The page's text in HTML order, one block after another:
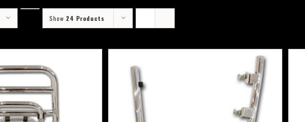
Show 24 Products